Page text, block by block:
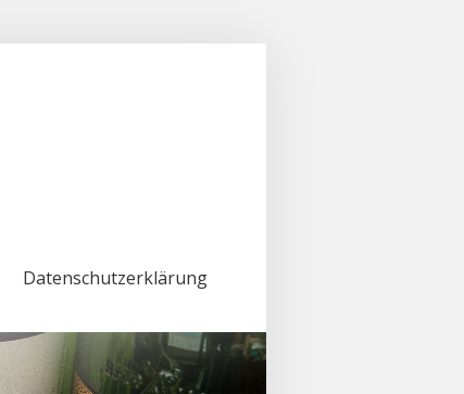
Datenschutzerklärung